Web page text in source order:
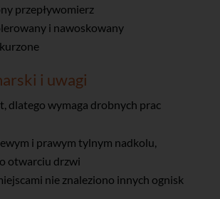
przepływomierz
i nawoskowany
i uwagi
dlatego wymaga drobnych prac
i prawym tylnym nadkolu,
otwarciu drzwi
nie znaleziono innych ognisk